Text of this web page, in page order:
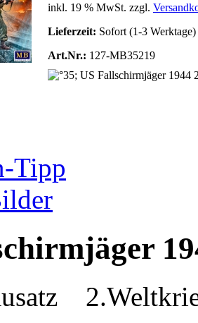
inkl. 19 % MwSt. zzgl.
Lieferzeit: Sofort (1-3 Werktage)
Art.Nr.: 127-MB35219
Tipp